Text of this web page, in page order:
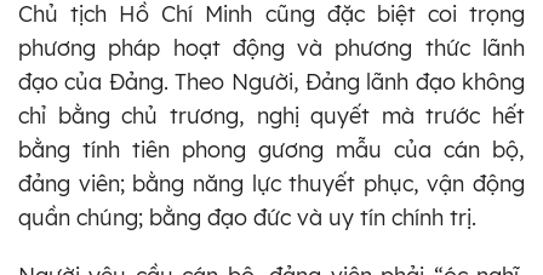
Chủ tịch Hồ Chí Minh cũng đặc biệt coi trọng
phương pháp hoạt động và phương thức lãnh
đạo của Đảng. Theo Người, Đảng lãnh đạo không
chỉ bằng chủ trương, nghị quyết mà trước hết
bằng tính tiên phong gương mẫu của cán bộ,
đảng viên; bằng năng lực thuyết phục, vận động
quần chúng; bằng đạo đức và uy tín chính trị.